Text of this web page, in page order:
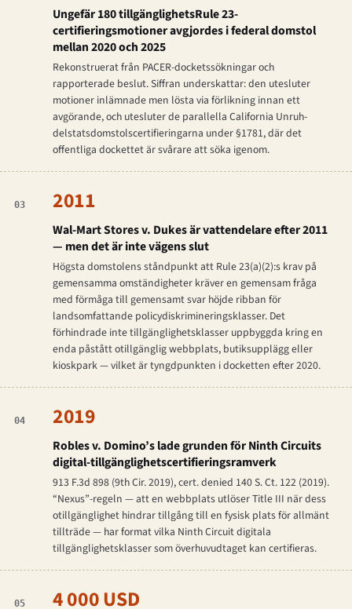
Ungefär 180 tillgänglighets­Rule 23-
certifieringsmotioner avgjordes i federal domstol
mellan 2020 och 2025
Rekonstruerat från PACER-docketssökningar och
rapporterade beslut. Siffran underskattar: den utesluter
motioner inlämnade men lösta via förlikning innan ett
avgörande, och utesluter de parallella California Unruh-
delstatsdomstolscertifieringarna under §1781, där det
offentliga dockettet är svårare att söka igenom.
03 2011
Wal-Mart Stores v. Dukesär vattendelare efter 2011
— men det är inte vägens slut
Högsta domstolens ståndpunkt att Rule 23(a)(2):s krav på
gemensamma omständigheter kräver en gemensamfråga
med förmåga till gemensamtsvarhöjde ribban för
landsomfattande policy­diskriminerings­klasser. Det
förhindrade inte tillgänglighetsklasser uppbyggda kring en
enda påstått otillgänglig webbplats, butiksupplägg eller
kioskpark — vilket är tyngdpunkten i docketten efter 2020.
04 2019
Robles v. Domino’slade grunden för Ninth Circuits
digital-tillgänglighets­certifierings­ramverk
913 F.3d 898 (9th Cir. 2019), cert. denied 140 S. Ct. 122 (2019).
“Nexus”-regeln — att en webbplats utlöser Title III när dess
otillgänglighet hindrar tillgång till en fysisk plats för allmänt
tillträde — har format vilka Ninth Circuit digitala
tillgänglighetsklasser som överhuvudtaget kan certifieras.
05 4 000 USD